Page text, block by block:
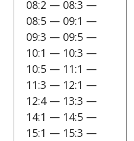
08:2 — 08:3 —
08:5 — 09:1 —
09:3 — 09:5 —
10:1 — 10:3 —
10:5 — 11:1 —
11:3 — 12:1 —
12:4 — 13:3 —
14:1 — 14:5 —
15:1 — 15:3 —